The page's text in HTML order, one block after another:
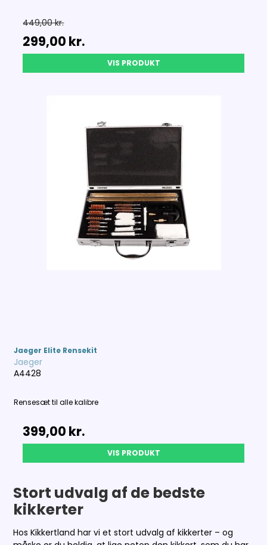
449,00 kr.
299,00 kr.
VIS PRODUKT
Jaeger Elite Rensekit
Jaeger
A4428
Rensesæt til alle kalibre
399,00 kr.
VIS PRODUKT
Stort udvalg af de bedste
kikkerter
Hos Kikkertland har vi et stort udvalg af kikkerter – og